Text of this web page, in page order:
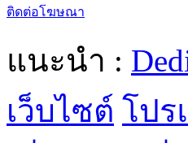
ติดต่อโฆษณา
แนะนำ :
เว็บไซต์ โปร